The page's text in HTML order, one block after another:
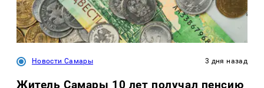
Новости Самары 3 дня назад
Житель Самары 10 лет получал пенсию